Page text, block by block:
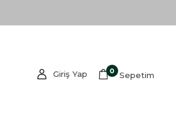
Giriş Yap 0 Sepetim